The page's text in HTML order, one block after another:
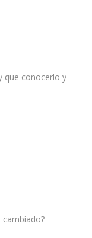
que conocerlo y
cambiado?